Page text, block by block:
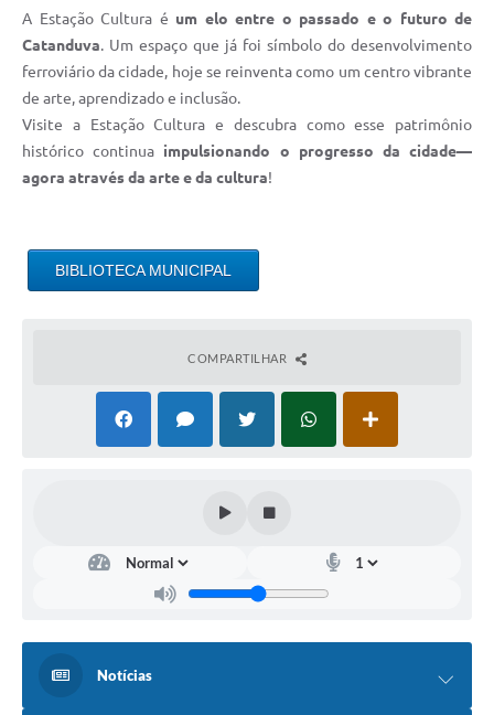
A Estação Cultura é um elo entre o passado e o futuro de
Catanduva. Um espaço que já foi símbolo do desenvolvimento
ferroviário da cidade, hoje se reinventa como um centro vibrante
de arte, aprendizado e inclusão.
Visite a Estação Cultura e descubra como esse patrimônio
histórico continua impulsionando o progresso da cidade—
agora através da arte e da cultura!
BIBLIOTECA MUNICIPAL
COMPARTILHAR
Notícias